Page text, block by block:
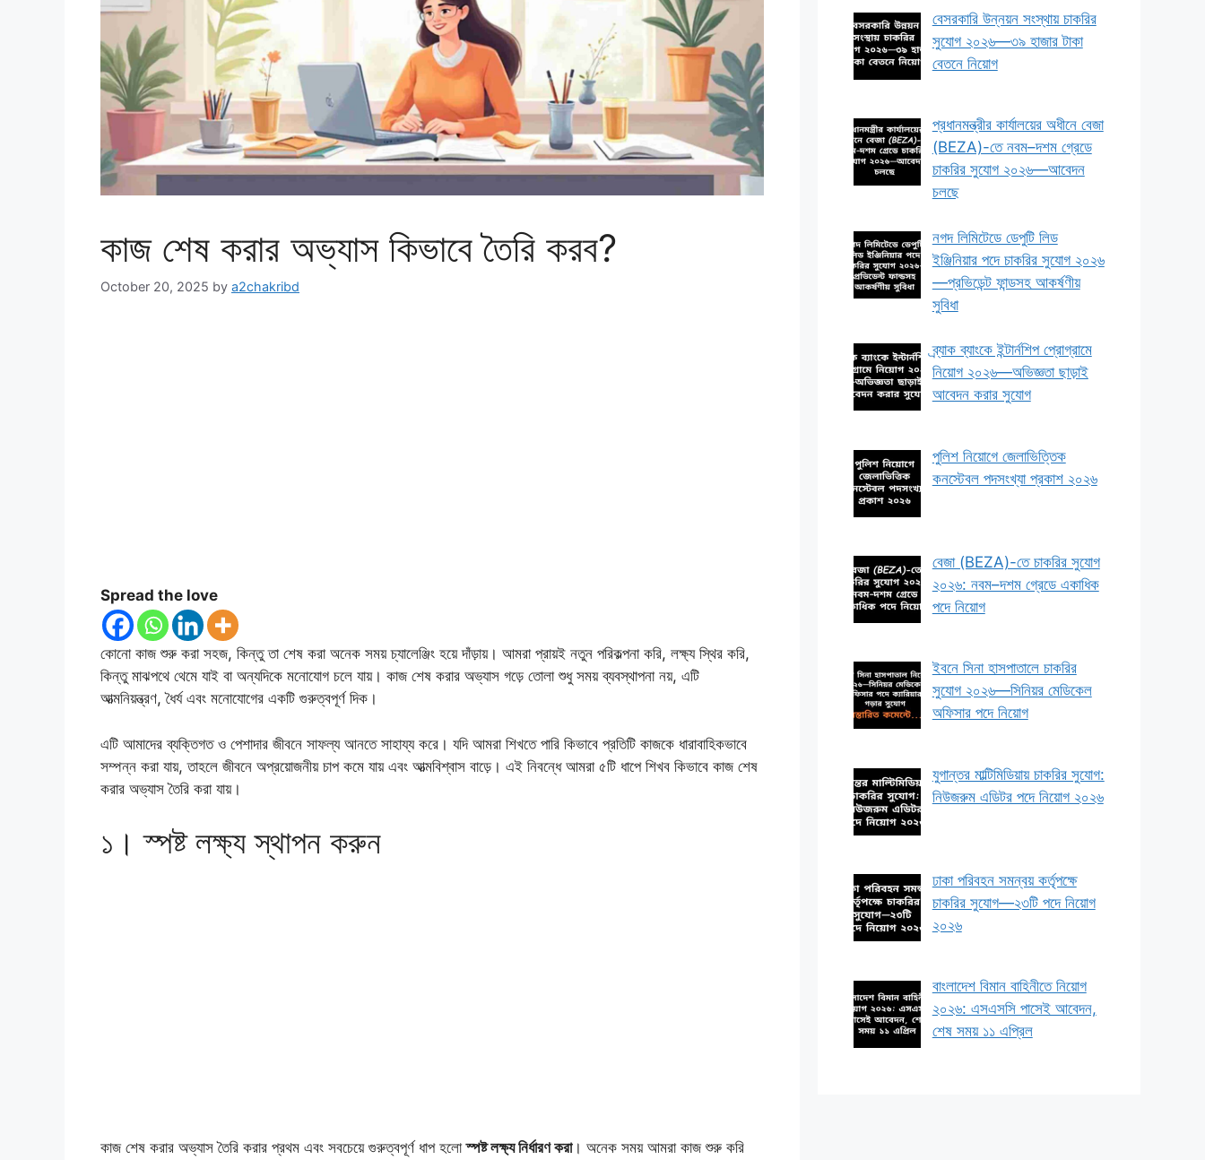
কাজ শেষ করার অভ্যাস কিভাবে তৈরি করব?
October 20, 2025 by a2chakribd
Spread the love
কোনো কাজ শুরু করা সহজ, কিন্তু তা শেষ করা অনেক সময় চ্যালেঞ্জিং হয়ে দাঁড়ায়। আমরা প্রায়ই নতুন পরিকল্পনা করি, লক্ষ্য স্থির করি,
কিন্তু মাঝপথে থেমে যাই বা অন্যদিকে মনোযোগ চলে যায়। কাজ শেষ করার অভ্যাস গড়ে তোলা শুধু সময় ব্যবস্থাপনা নয়, এটি
আত্মনিয়ন্ত্রণ, ধৈর্য এবং মনোযোগের একটি গুরুত্বপূর্ণ দিক।
এটি আমাদের ব্যক্তিগত ও পেশাদার জীবনে সাফল্য আনতে সাহায্য করে। যদি আমরা শিখতে পারি কিভাবে প্রতিটি কাজকে ধারাবাহিকভাবে
সম্পন্ন করা যায়, তাহলে জীবনে অপ্রয়োজনীয় চাপ কমে যায় এবং আত্মবিশ্বাস বাড়ে। এই নিবন্ধে আমরা ৫টি ধাপে শিখব কিভাবে কাজ শেষ
করার অভ্যাস তৈরি করা যায়।
১। স্পষ্ট লক্ষ্য স্থাপন করুন
কাজ শেষ করার অভ্যাস তৈরি করার প্রথম এবং সবচেয়ে গুরুত্বপূর্ণ ধাপ হলোস্পষ্ট লক্ষ্য নির্ধারণ করা। অনেক সময় আমরা কাজ শুরু করি
বেসরকারি উন্নয়ন সংস্থায় চাকরির
সুযোগ ২০২৬—৩৯ হাজার টাকা
বেতনে নিয়োগ
প্রধানমন্ত্রীর কার্যালয়ের অধীনে বেজা
(BEZA)-তে নবম–দশম গ্রেডে
চাকরির সুযোগ ২০২৬—আবেদন
চলছে
নগদ লিমিটেডে ডেপুটি লিড
ইঞ্জিনিয়ার পদে চাকরির সুযোগ ২০২৬
—প্রভিডেন্ট ফান্ডসহ আকর্ষণীয়
সুবিধা
ব্র্যাক ব্যাংকে ইন্টার্নশিপ প্রোগ্রামে
নিয়োগ ২০২৬—অভিজ্ঞতা ছাড়াই
আবেদন করার সুযোগ
পুলিশ নিয়োগে জেলাভিত্তিক
কনস্টেবল পদসংখ্যা প্রকাশ ২০২৬
বেজা (BEZA)-তে চাকরির সুযোগ
২০২৬: নবম–দশম গ্রেডে একাধিক
পদে নিয়োগ
ইবনে সিনা হাসপাতালে চাকরির
সুযোগ ২০২৬—সিনিয়র মেডিকেল
অফিসার পদে নিয়োগ
যুগান্তর মাল্টিমিডিয়ায় চাকরির সুযোগ:
নিউজরুম এডিটর পদে নিয়োগ ২০২৬
ঢাকা পরিবহন সমন্বয় কর্তৃপক্ষে
চাকরির সুযোগ—২৩টি পদে নিয়োগ
২০২৬
বাংলাদেশ বিমান বাহিনীতে নিয়োগ
২০২৬: এসএসসি পাসেই আবেদন,
শেষ সময় ১১ এপ্রিল